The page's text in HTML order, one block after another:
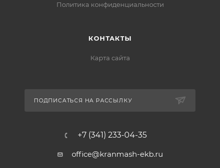
Политика конфиденциальности
КОНТАКТЫ
Карта сайта
ПОДПИСАТЬСЯ НА РАССЫЛКУ
+7 (341) 233-04-35
office@kranmash-ekb.ru